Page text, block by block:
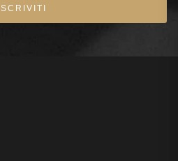
ISCRIVITI